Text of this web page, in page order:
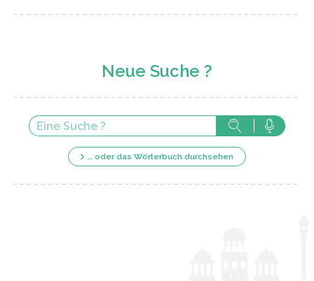
Neue Suche ?
… oder das Wörterbuch durchsehen